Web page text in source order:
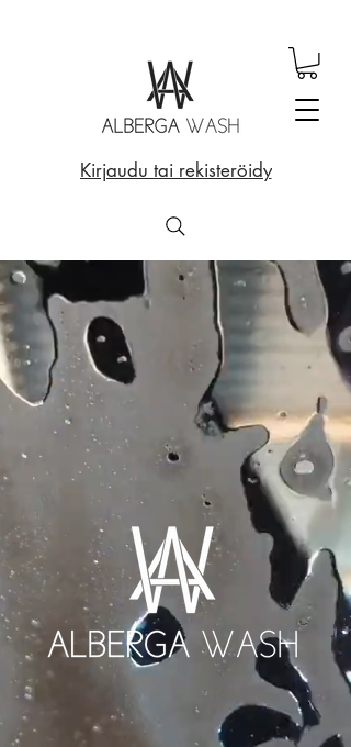
Kirjaudu tai rekisteröidy